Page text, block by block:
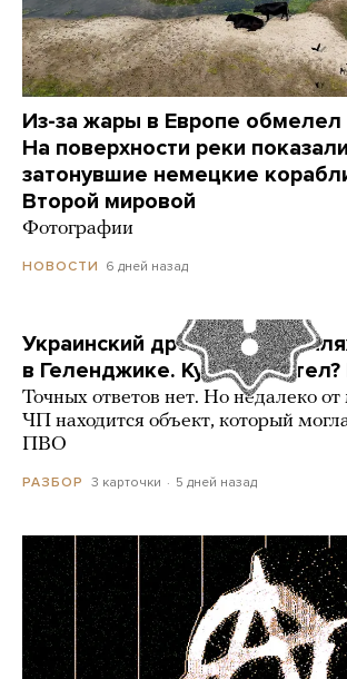
Из-за жары в Европе обмелел
На поверхности реки
затонувшие немецкие
Второй мировой
Фотографии
НОВОСТИ 6 дней назад
Украинский дрон попал по
в Геленджике. Куда он летел?
Точных ответов нет. Но недалеко от
ЧП находится объект, который
ПВО
РАЗБОР 3 карточки 5 дней назад